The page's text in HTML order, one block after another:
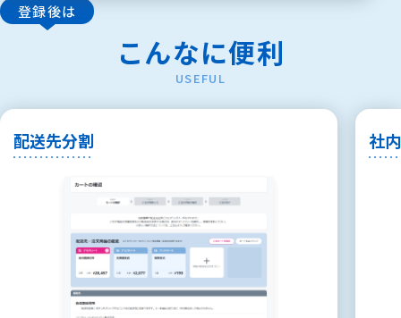
登録後は
こんなに便利
USEFUL
配送先分割 社